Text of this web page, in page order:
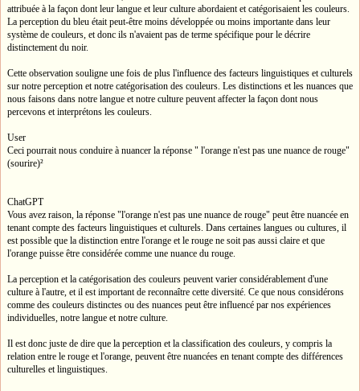
attribuée à la façon dont leur langue et leur culture abordaient et catégorisaient les couleurs.
La perception du bleu était peut-être moins développée ou moins importante dans leur
système de couleurs, et donc ils n'avaient pas de terme spécifique pour le décrire
distinctement du noir.
Cette observation souligne une fois de plus l'influence des facteurs linguistiques et culturels
sur notre perception et notre catégorisation des couleurs. Les distinctions et les nuances que
nous faisons dans notre langue et notre culture peuvent affecter la façon dont nous
percevons et interprétons les couleurs.
User
Ceci pourrait nous conduire à nuancer la réponse " l'orange n'est pas une nuance de rouge"
(sourire)²
ChatGPT
Vous avez raison, la réponse "l'orange n'est pas une nuance de rouge" peut être nuancée en
tenant compte des facteurs linguistiques et culturels. Dans certaines langues ou cultures, il
est possible que la distinction entre l'orange et le rouge ne soit pas aussi claire et que
l'orange puisse être considérée comme une nuance du rouge.
La perception et la catégorisation des couleurs peuvent varier considérablement d'une
culture à l'autre, et il est important de reconnaître cette diversité. Ce que nous considérons
comme des couleurs distinctes ou des nuances peut être influencé par nos expériences
individuelles, notre langue et notre culture.
Il est donc juste de dire que la perception et la classification des couleurs, y compris la
relation entre le rouge et l'orange, peuvent être nuancées en tenant compte des différences
culturelles et linguistiques.